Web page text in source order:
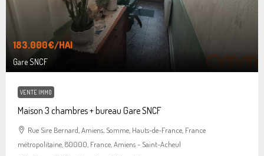
183.000€/HAI
Gare SNCF
VENTE IMMO
Maison 3 chambres + bureau Gare SNCF
Rue Sire Bernard, Amiens, Somme, Hauts-de-France, France
métropolitaine, 80000, France, Amiens - Saint-Acheul